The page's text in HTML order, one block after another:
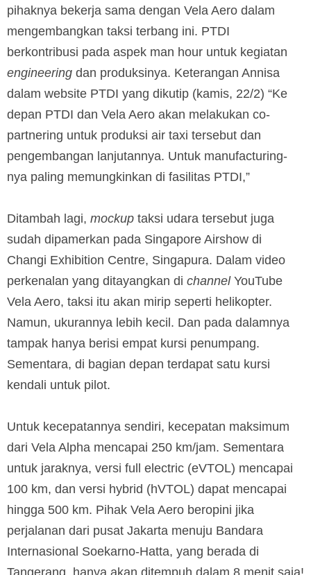
pihaknya bekerja sama dengan Vela Aero dalam
mengembangkan taksi terbang ini. PTDI
berkontribusi pada aspek man hour untuk kegiatan
engineering dan produksinya. Keterangan Annisa
dalam website PTDI yang dikutip (kamis, 22/2) “Ke
depan PTDI dan Vela Aero akan melakukan co-
partnering untuk produksi air taxi tersebut dan
pengembangan lanjutannya. Untuk manufacturing-
nya paling memungkinkan di fasilitas PTDI,”
Ditambah lagi, mockup taksi udara tersebut juga
sudah dipamerkan pada Singapore Airshow di
Changi Exhibition Centre, Singapura. Dalam video
perkenalan yang ditayangkan di channelYouTube
Vela Aero, taksi itu akan mirip seperti helikopter.
Namun, ukurannya lebih kecil. Dan pada dalamnya
tampak hanya berisi empat kursi penumpang.
Sementara, di bagian depan terdapat satu kursi
kendali untuk pilot.
Untuk kecepatannya sendiri, kecepatan maksimum
dari Vela Alpha mencapai 250 km/jam. Sementara
untuk jaraknya, versi full electric (eVTOL) mencapai
100 km, dan versi hybrid (hVTOL) dapat mencapai
hingga 500 km. Pihak Vela Aero beropini jika
perjalanan dari pusat Jakarta menuju Bandara
Internasional Soekarno-Hatta, yang berada di